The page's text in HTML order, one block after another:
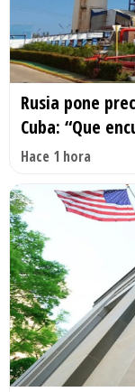
Rusia pone
Cuba: “Que
Hace 1 hora